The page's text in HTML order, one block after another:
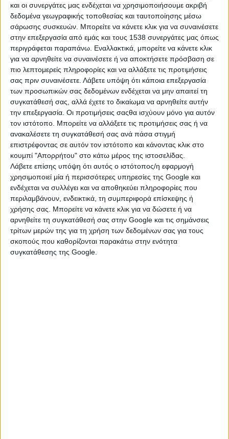
και οι συνεργάτες μας ενδέχεται να χρησιμοποιήσουμε ακριβή
δεδομένα γεωγραφικής τοποθεσίας και ταυτοποίησης μέσω
σάρωσης συσκευών. Μπορείτε να κάνετε κλικ για να συναινέσετε
στην επεξεργασία από εμάς και τους 1538 συνεργάτες μας όπως
περιγράφεται παραπάνω. Εναλλακτικά, μπορείτε να κάνετε κλικ
για να αρνηθείτε να συναινέσετε ή να αποκτήσετε πρόσβαση σε
πιο λεπτομερείς πληροφορίες και να αλλάξετε τις προτιμήσεις
σας πριν συναινέσετε. Λάβετε υπόψη ότι κάποια επεξεργασία
των προσωπικών σας δεδομένων ενδέχεται να μην απαιτεί τη
συγκατάθεσή σας, αλλά έχετε το δικαίωμα να αρνηθείτε αυτήν
την επεξεργασία. Οι προτιμήσεις σαςθα ισχύουν μόνο για αυτόν
τον ιστότοπο. Μπορείτε να αλλάξετε τις προτιμήσεις σας ή να
ανακαλέσετε τη συγκατάθεσή σας ανά πάσα στιγμή
επιστρέφοντας σε αυτόν τον ιστότοπο και κάνοντας κλικ στο
κουμπί "Απορρήτου" στο κάτω μέρος της ιστοσελίδας.
Λάβετε επίσης υπόψη ότι αυτός ο ιστότοπος/η εφαρμογή
χρησιμοποιεί μία ή περισσότερες υπηρεσίες της Google και
ενδέχεται να συλλέγει και να αποθηκεύει πληροφορίες που
περιλαμβάνουν, ενδεικτικά, τη συμπεριφορά επίσκεψης ή
χρήσης σας. Μπορείτε να κάνετε κλικ για να δώσετε ή να
αρνηθείτε τη συγκατάθεσή σας στην Google και τις σημάνσεις
τρίτων μερών της για τη χρήση των δεδομένων σας για τους
σκοπούς που καθορίζονται παρακάτω στην ενότητα
συγκατάθεσης της Google.